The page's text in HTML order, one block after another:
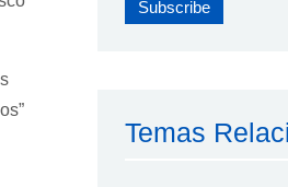
Temas